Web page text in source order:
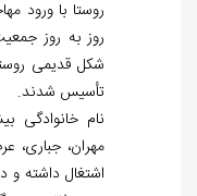
روستا با ورود
روز به روز
شکل قدیمی
تأسیس شدند.
نام خانوادگی
مهران، جباری،